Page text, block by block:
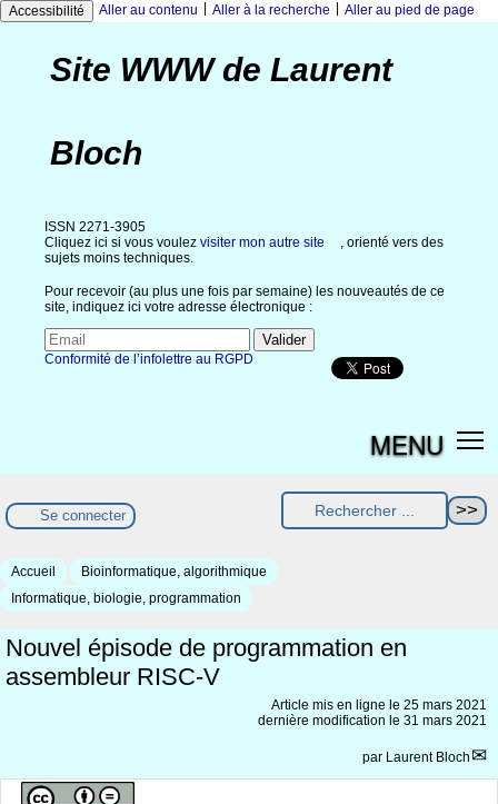
Accessibilité Aller au contenu Aller à la recherche Aller au pied de page
Site WWW de Laurent
Bloch
ISSN 2271-3905
Cliquez ici si vous voulez visiter mon autre site
, orienté vers des
sujets moins techniques.
Pour recevoir (au plus une fois par semaine) les nouveautés de ce
site, indiquez ici votre adresse électronique :
Conformité de l’infolettre au RGPD
MENU
Se connecter
Accueil
Bioinformatique, algorithmique
Informatique, biologie, programmation
Nouvel épisode de programmation en
assembleur RISC-V
Article mis en ligne le 25 mars 2021
dernière modification le 31 mars 2021
par Laurent Bloch